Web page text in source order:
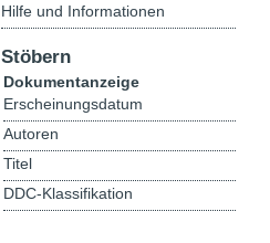
Hilfe und Informationen
Stöbern
Dokumentanzeige
Erscheinungsdatum
Autoren
Titel
DDC-Klassifikation